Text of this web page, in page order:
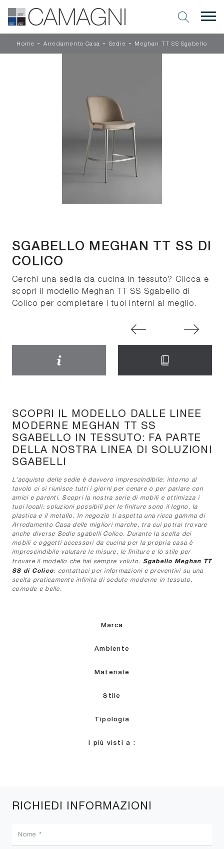
Home - Arredamento Casa - Sedie - Meghan TT SS Sgabello
SCOPRI IL MODELLO DALLE LINEE
MODERNE MEGHAN TT SS
SGABELLO IN TESSUTO: FA PARTE
DELLA NOSTRA LINEA DI SOLUZIONI
SGABELLI
L'acquisto delle sedie è davvero imprescindibile: intorno al
tavolo ci si riunisce tutti i giorni per cenare o per parlare con
amici e parenti. Scopri la nostra serie di mobili e ottimizza i
tuoi locali: soluzioni possibili per le finiture sono il legno, la
plastica e il metallo. In negozio ti aspetta una ricca gamma di
Arredamento Casa delle migliori marche, tra cui potrai trovare
anche diverse Sedie sgabelli Colico. Durante la scelta dei
mobili e oggetti accessori da cucina per la propria casa è
imprescindibile valutare le misure, le finiture e lo stile per
trovare il modello che hai sempre voluto.
Sgabello Meghan TT
SS di Colico: contattaci per informazioni e preventivi su una
scelta praticamente infinita di sedute moderne in tessuto,
comode e belle.
SGABELLO MEGHAN TT SS DI
COLICO
Cerchi una sedia da cucina in tessuto? Clicca e
scopri il modello Meghan TT SS Sgabello di
Colico per completare i tuoi interni al meglio.
Marca
Ambiente
Materiale
Stile
Tipologia
I più visti a :
RICHIEDI INFORMAZIONI